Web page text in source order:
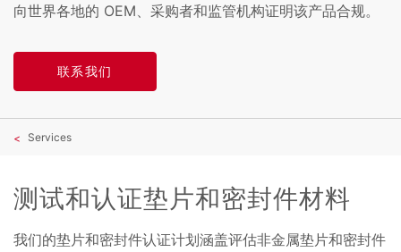
向世界各地的 OEM、采购者和监管机构证明该产品合规。
联系我们
Services
测试和认证垫片和密封件材料
我们的垫片和密封件认证计划涵盖评估非金属垫片和密封件